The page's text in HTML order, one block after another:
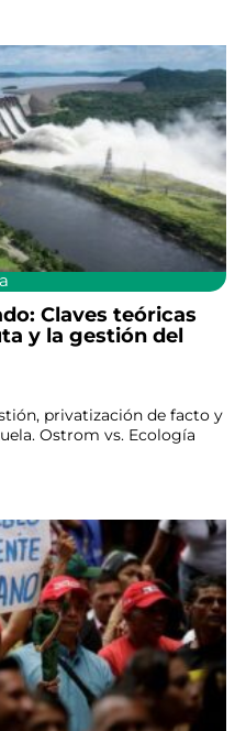
Claves teóricas
y la gestión del
privatización de facto y
Ostrom vs. Ecología